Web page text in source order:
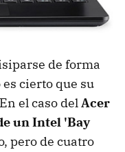
de forma
cierto que su
el caso delAcer
un Intel 'Bay
pero de cuatro